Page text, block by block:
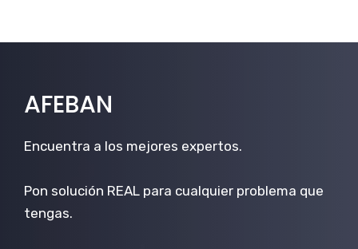
AFEBAN
Encuentra a los mejores expertos.
Pon solución REAL para cualquier problema que
tengas.